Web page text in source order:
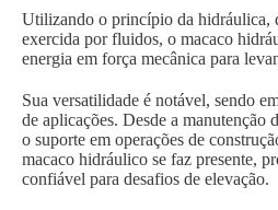
Utilizando o princípio da hidráulica,
exercida por fluidos, o macaco
energia em força mecânica para
Sua versatilidade é notável, sendo
de aplicações. Desde a manutenção
o suporte em operações de
macaco hidráulico se faz presente,
confiável para desafios de elevação.